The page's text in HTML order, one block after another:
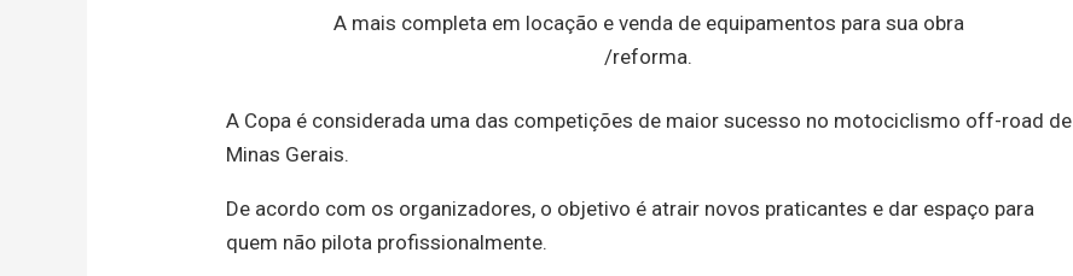
A mais completa em locação e venda de equipamentos para sua obra
/reforma.
A Copa é considerada uma das competições de maior sucesso no motociclismo off-road de
Minas Gerais.
De acordo com os organizadores, o objetivo é atrair novos praticantes e dar espaço para
quem não pilota profissionalmente.